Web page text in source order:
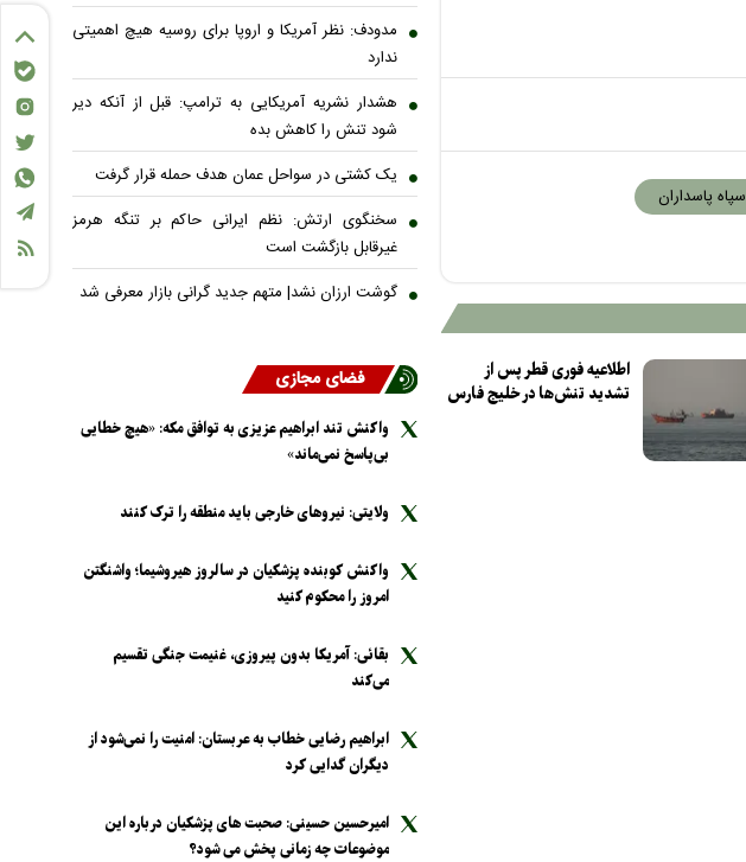
سپاه پاسداران
اطلاعیه فوری قطر پس از
تشدید تنش‌ها در خلیج فارس
مدودف: نظر آمریکا و اروپا برای روسیه هیچ اهمیتی
ندارد
هشدار نشریه آمریکایی به ترامپ: قبل از آنکه دیر
شود تنش را کاهش بده
یک کشتی در سواحل عمان هدف حمله قرار گرفت
سخنگوی ارتش: نظم ایرانی حاکم بر تنگه هرمز
غیرقابل بازگشت است
گوشت ارزان نشد| متهم جدید گرانی بازار معرفی شد
فضای مجازی
واکنش تند ابراهیم عزیزی به توافق مکه: «هیچ خطایی
بی‌پاسخ نمی‌ماند»
ولایتی: نیرو‌های خارجی باید منطقه را ترک کنند
واکنش کوبنده پزشکیان در سالروز هیروشیما؛ واشنگتن
امروز را محکوم کنید
بقائی: آمریکا بدون پیروزی، غنیمت جنگی تقسیم
می‌کند
ابراهیم رضایی خطاب به عربستان: امنیت را نمی‌شود از
دیگران گدایی کرد
امیرحسین حسینی: صحبت های پزشکیان درباره این
موضوعات چه زمانی پخش می شود؟